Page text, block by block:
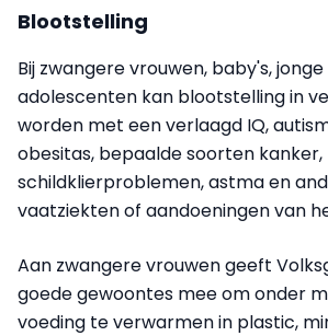
Blootstelling
Bij zwangere vrouwen, baby's,
adolescenten kan blootstelling in
worden met een verlaagd IQ,
obesitas, bepaalde soorten kanker,
schildklierproblemen, astma en
vaatziekten of aandoeningen van
Aan zwangere vrouwen geeft
goede gewoontes mee om onder
voeding te verwarmen in plastic,